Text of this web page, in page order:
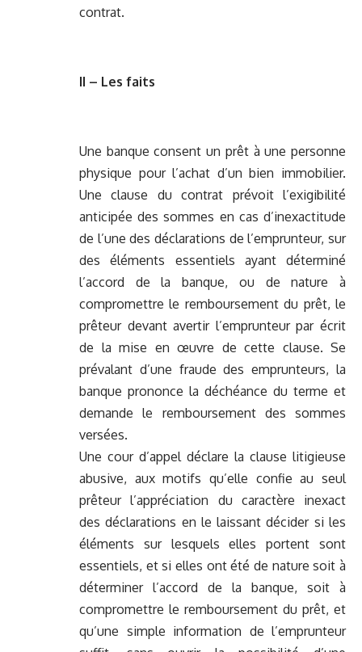
contrat.
II – Les faits
Une banque consent un prêt à une personne
physique pour l’achat d’un bien immobilier.
Une clause du contrat prévoit l’exigibilité
anticipée des sommes en cas d’inexactitude
de l’une des déclarations de l’emprunteur, sur
des éléments essentiels ayant déterminé
l’accord de la banque, ou de nature à
compromettre le remboursement du prêt, le
prêteur devant avertir l’emprunteur par écrit
de la mise en œuvre de cette clause. Se
prévalant d’une fraude des emprunteurs, la
banque prononce la déchéance du terme et
demande le remboursement des sommes
versées.
Une cour d’appel déclare la clause litigieuse
abusive, aux motifs qu’elle confie au seul
prêteur l’appréciation du caractère inexact
des déclarations en le laissant décider si les
éléments sur lesquels elles portent sont
essentiels, et si elles ont été de nature soit à
déterminer l’accord de la banque, soit à
compromettre le remboursement du prêt, et
qu’une simple information de l’emprunteur